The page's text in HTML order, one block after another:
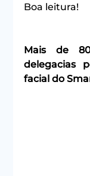
Boa leitura!
Mais de
delegacias
facial do